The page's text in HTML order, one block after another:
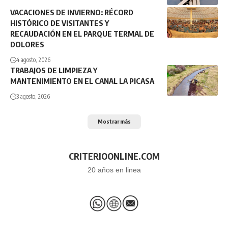
VACACIONES DE INVIERNO: RÉCORD
HISTÓRICO DE VISITANTES Y
RECAUDACIÓN EN EL PARQUE TERMAL DE
DOLORES
4 agosto, 2026
TRABAJOS DE LIMPIEZA Y
MANTENIMIENTO EN EL CANAL LA PICASA
3 agosto, 2026
Mostrar más
CRITERIOONLINE.COM
20 años en linea